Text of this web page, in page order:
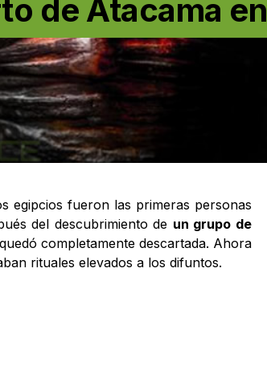
de Atacama en
egipcios fueron las primeras personas
del descubrimiento de un grupo de
completamente descartada. Ahora
rituales elevados a los difuntos.